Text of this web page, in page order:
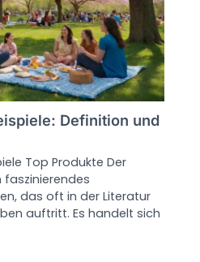
Definition und
Top Produkte Der
das oft in der Literatur
auftritt. Es handelt sich